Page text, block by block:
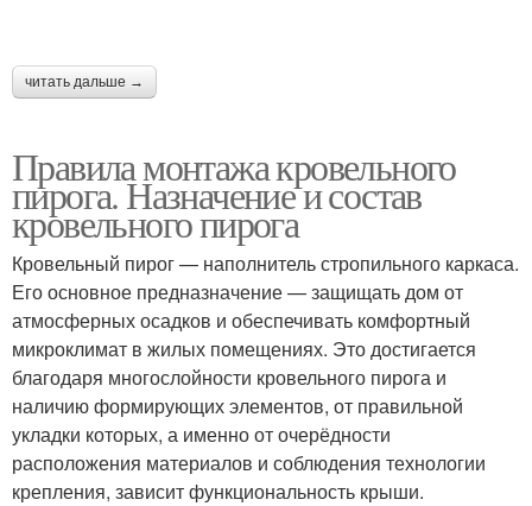
читать дальше →
Правила монтажа кровельного
пирога. Назначение и состав
кровельного пирога
Кровельный пирог — наполнитель стропильного каркаса.
Его основное предназначение — защищать дом от
атмосферных осадков и обеспечивать комфортный
микроклимат в жилых помещениях. Это достигается
благодаря многослойности кровельного пирога и
наличию формирующих элементов, от правильной
укладки которых, а именно от очерёдности
расположения материалов и соблюдения технологии
крепления, зависит функциональность крыши.